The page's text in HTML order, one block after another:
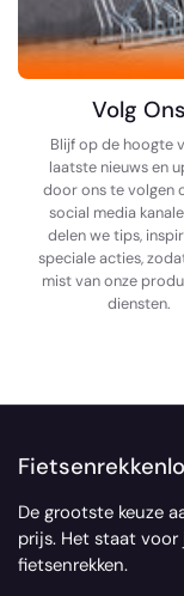
Volg Ons
Blijf op de hoogte
laatste nieuws en
door ons te volgen
social media
delen we tips,
speciale acties,
mist van onze
diensten.
De grootste keuze
prijs. Het staat
fietsenrekken.